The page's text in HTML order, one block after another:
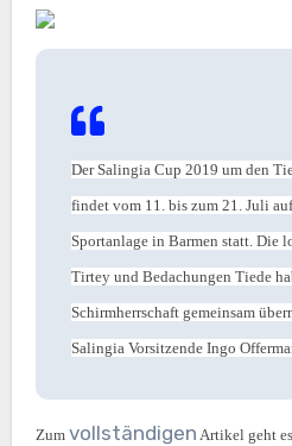
Der Salingia Cup 2019 um den
findet vom 11. bis zum 21. Juli
Sportanlage in Barmen statt. Die
Tirtey und Bedachungen Tiede
Schirmherrschaft gemeinsam
Salingia Vorsitzende Ingo
Zum vollständigen Artikel geht